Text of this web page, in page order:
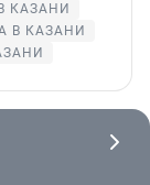
КАЗАНИ
В КАЗАНИ